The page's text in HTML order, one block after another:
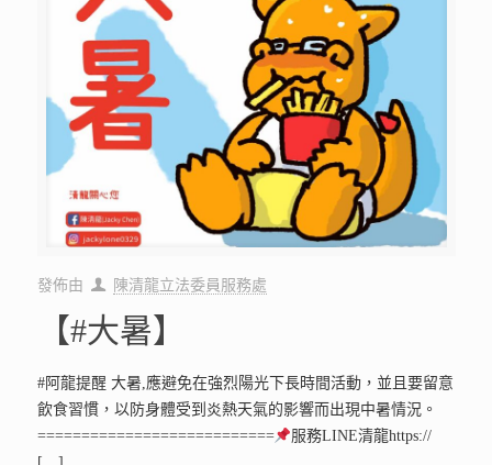
發佈由 陳清龍立法委員服務處
【#大暑】
#阿龍提醒 大暑,應避免在強烈陽光下長時間活動，並且要留意
飲食習慣，以防身體受到炎熱天氣的影響而出現中暑情況。
===========================
服務LINE清龍https://